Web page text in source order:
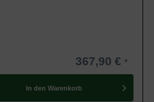
367,90 €
In den Warenkorb